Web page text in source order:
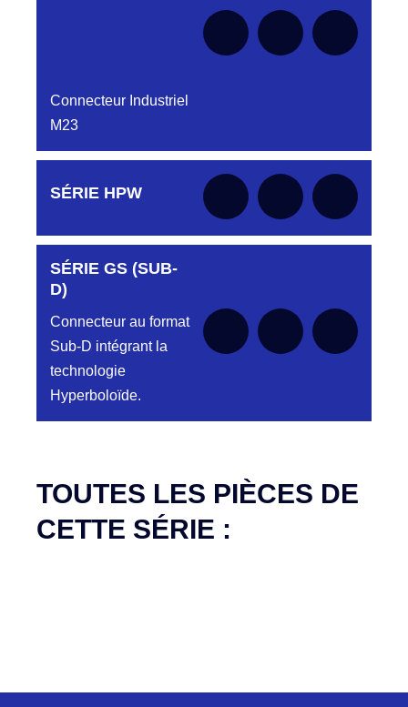
Connecteur Industriel
M23
Aucune pièce disponible pour cette série pour
le moment
SÉRIE HPW
Aucune pièce disponible pour cette série pour
SÉRIE GS (SUB-
D)
Connecteur au format
Sub-D intégrant la
technologie
Hyperboloïde.
TOUTES LES PIÈCES DE
CETTE SÉRIE :